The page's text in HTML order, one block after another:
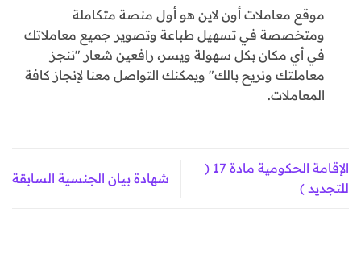
موقع معاملات أون لاين هو أول منصة متكاملة
ومتخصصة في تسهيل طباعة وتصوير جميع معاملاتك
في أي مكان بكل سهولة ويسر، رافعين شعار "ننجز
معاملتك ونريح بالك" ويمكنك التواصل معنا لإنجاز كافة
المعاملات.
الإقامة الحكومية مادة 17 (
للتجديد )
شهادة بيان الجنسية السابقة